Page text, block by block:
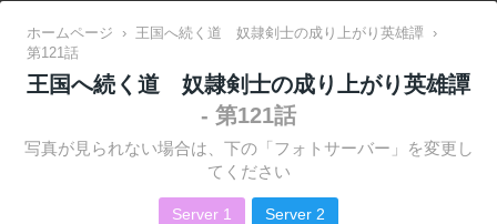
ホームページ › 王国へ続く道 奴隷剣士の成り上がり英雄譚
›
第121話
王国へ続く道 奴隷剣士の成り上がり英雄譚
- 第121話
写真が見られない場合は、下の「フォトサーバー」を変更し
てください
Server 1 Server 2